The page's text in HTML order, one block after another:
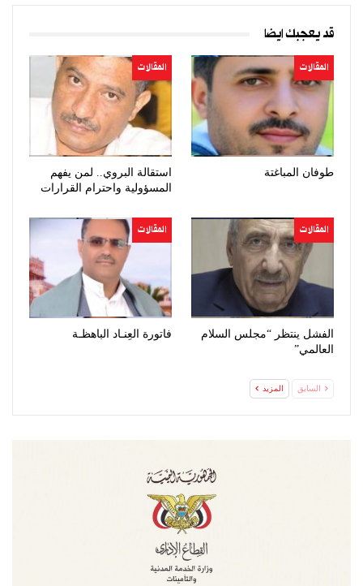
قد يعجبك ايضا
المقالات
طوفان المباغتة
المقالات
استقالة البروي.. لمن يفهم
المسؤولية واحترام القرارات
المقالات
الفشل ينتظر “مجلس السلام
العالمي”
المقالات
فاتورة العِنـاد الباهظـة
السابق المزيد